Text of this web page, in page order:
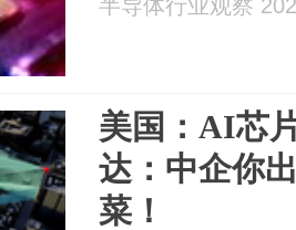
半导体行业观察
美国：AI芯
达：中企你
菜！